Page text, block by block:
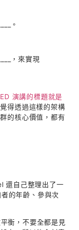
。
，來實現
演講的標題就是
覺得透過這樣的架構
的核心價值，都有
還自己整理出了一
的年齡、參與次
衡，不要全都是見